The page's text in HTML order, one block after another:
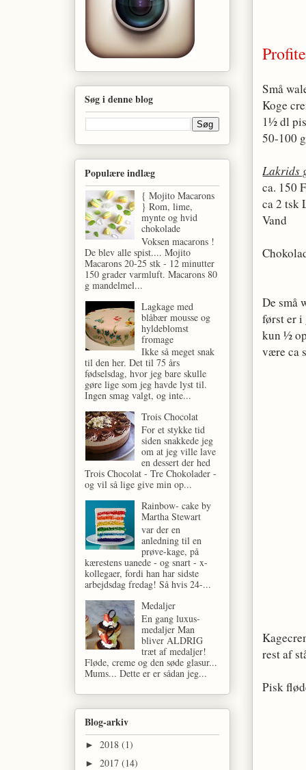
Små
Koge
1½ dl
50-100
Lakrids
ca. 150
ca 2 tsk
Vand
De små
først er i
kun ½
være ca
rest af
Pisk
Søg i denne blog
Populære indlæg
{ Mojito Macarons
} Rom, lime,
mynte og hvid
chokolade
Voksen macarons !
De blev alle spist.... Mojito
Macarons 20-25 stk - 12 minutter
150 grader varmluft. Macarons 80
g mandelmel...
Lagkage med
blåbær mousse og
hyldeblomst
fromage
Ikke så meget snak
til den her. Det til 75 års
fødselsdag, hvor jeg bare skulle
gøre lige som jeg havde lyst til.
Ingen smag valgt, og inte...
Trois Chocolat
For et stykke tid
siden snakkede jeg
om at jeg ville lave
en dessert der hed
Trois Chocolat - Tre Chokolader -
og vil så lige give min op...
Rainbow- cake by
Martha Stewart
var der en
anledning til en
prøve-kage, på
kærestens uanede - og snart - x-
kollegaer, fordi han har sidste
arbejdsdag fredag! Så hvis 24-...
Medaljer
En gang luxus-
medaljer Man
bliver ALDRIG
træt af medaljer!
Fløde, creme og den søde glasur...
Mums... Dette er er sådan jeg...
Blog-arkiv
►2018(1)
►2017(14)